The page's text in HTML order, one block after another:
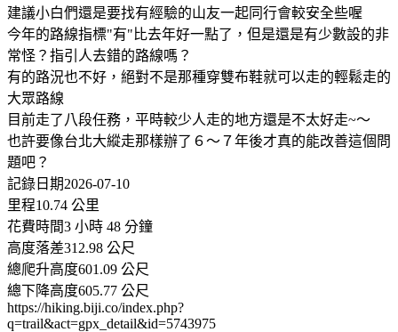
建議小白們還是要找有經驗的山友一起同行會較安全些喔
今年的路線指標"有"比去年好一點了，但是還是有少數設的非
常怪？指引人去錯的路線嗎？
有的路況也不好，絕對不是那種穿雙布鞋就可以走的輕鬆走的
大眾路線
目前走了八段任務，平時較少人走的地方還是不太好走~～
也許要像台北大縱走那樣辦了６～７年後才真的能改善這個問
題吧？
記錄日期2026-07-10
里程10.74 公里
花費時間3 小時 48 分鐘
高度落差312.98 公尺
總爬升高度601.09 公尺
總下降高度605.77 公尺
https://hiking.biji.co/index.php?
q=trail&act=gpx_detail&id=5743975